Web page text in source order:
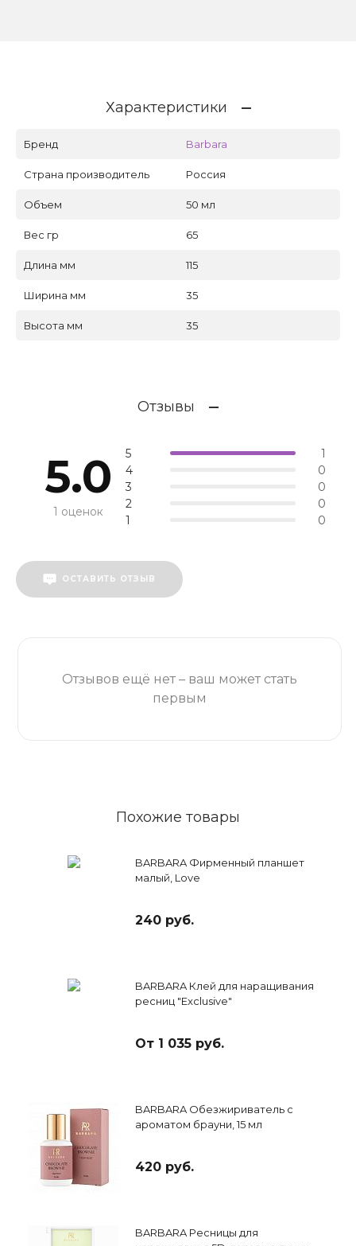
Характеристики
Бренд Barbara
Страна производитель Россия
Объем 50 мл
Вес гр 65
Длина мм 115
Ширина мм 35
Высота мм 35
Отзывы
5.0
1 оценок
5
1
4
0
3
0
2
0
1
0
ОСТАВИТЬ ОТЗЫВ
Отзывов ещё нет – ваш может стать
первым
Похожие товары
BARBARA Фирменный планшет
малый, Love
240 руб.
BARBARA Клей для наращивания
ресниц "Exclusive"
От 1 035 руб.
BARBARA Обезжириватель с
ароматом брауни, 15 мл
420 руб.
BARBARA Ресницы для